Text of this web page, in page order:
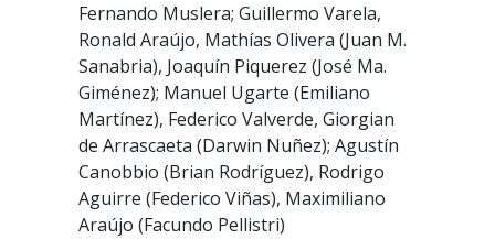
Fernando Muslera; Guillermo Varela,
Ronald Araújo, Mathías Olivera (Juan M.
Sanabria), Joaquín Piquerez (José Ma.
Giménez); Manuel Ugarte (Emiliano
Martínez), Federico Valverde, Giorgian
de Arrascaeta (Darwin Nuñez); Agustín
Canobbio (Brian Rodríguez), Rodrigo
Aguirre (Federico Viñas), Maximiliano
Araújo (Facundo Pellistri)